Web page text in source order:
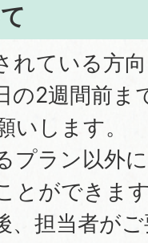
れている方
の2週間前
いします。
プラン以外
とができま
、担当者が